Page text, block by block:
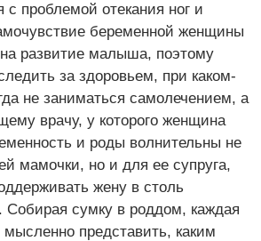
с проблемой отекания ног и
беременной женщины
развитие малыша, поэтому
за здоровьем, при каком-
не заниматься самолечением, а
врачу, у которого женщина
и роды волнительны не
мамочки, но и для ее супруга,
жену в столь
Собирая сумку в роддом, каждая
представить, каким